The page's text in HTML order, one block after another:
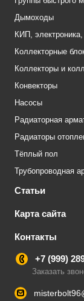
Дымоходы
КИП,
Коллекторные
Коллекторы и
Конвекторы
Насосы
Радиаторная
Радиаторы
Тёплый пол
Трубопроводная
Статьи
Карта сайта
Контакты
+7 (999)
Заказать